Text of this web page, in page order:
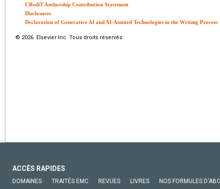
CRediT Authorship Contribution Statement
Disclosures
Declaration of Generative AI and AI-Assisted Technologies in the Writing Process
© 2026 Elsevier Inc. Tous droits réservés.
ACCÈS RAPIDES
DOMAINES TRAITÉS EMC REVUES LIVRES NOS FORMULES